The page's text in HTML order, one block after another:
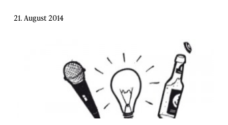
21. August 2014